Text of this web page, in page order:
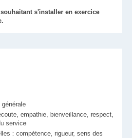
s'installer en exercice
générale
empathie, bienveillance, respect,
service
: compétence, rigueur, sens des